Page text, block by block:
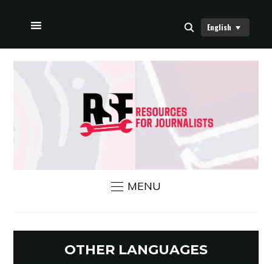
HOME
English
MENU
OTHER LANGUAGES